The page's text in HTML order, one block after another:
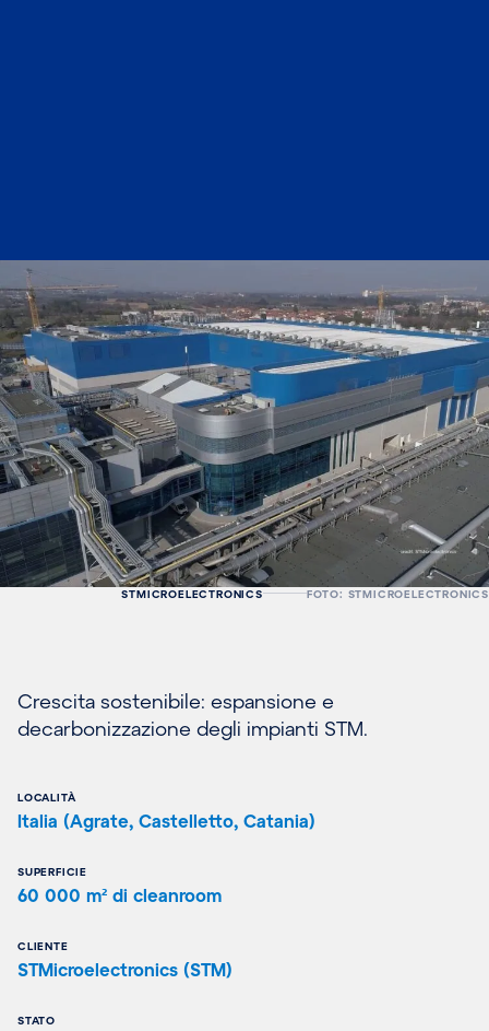
STMICROELECTRONICS FOTO: STMICROELECTRONICS
Crescita sostenibile: espansione e
decarbonizzazione degli impianti STM.
LOCALITÀ
Italia (Agrate, Castelletto, Catania)
SUPERFICIE
60 000 m² di cleanroom
CLIENTE
STMicroelectronics (STM)
STATO